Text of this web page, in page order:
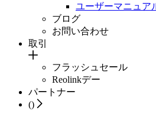
ユーザーマニュア
ブログ
お問い合わせ
取引
フラッシュセール
Reolinkデー
パートナー
()